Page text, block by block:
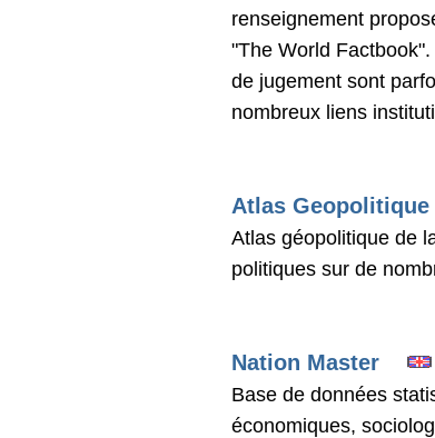
renseignement
"The World
de jugement sont
nombreux liens
Atlas Geopolitique
Atlas géopolitique de
politiques sur de
Nation Master
Base de données
économiques,